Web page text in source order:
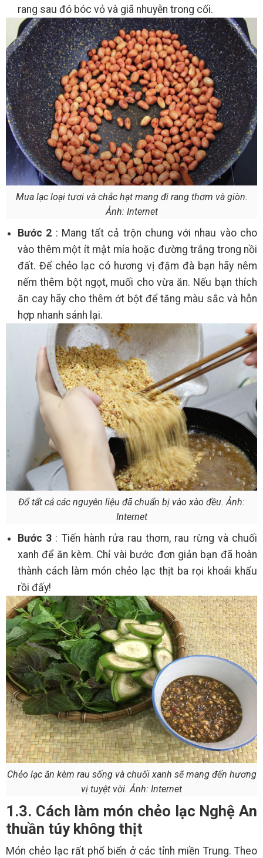
rang sau đó bóc vỏ và giã nhuyễn trong cối.
Mua lạc loại tươi và chắc hạt mang đi rang thơm và giòn.
Ảnh: Internet
Bước 2 : Mang tất cả trộn chung với nhau vào cho
vào thêm một ít mật mía hoặc đường trắng trong nồi
đất. Để chẻo lạc có hương vị đậm đà bạn hãy nêm
nếm thêm bột ngọt, muối cho vừa ăn. Nếu bạn thích
ăn cay hãy cho thêm ớt bột để tăng màu sắc và hỗn
hợp nhanh sánh lại.
Đổ tất cả các nguyên liệu đã chuẩn bị vào xào đều. Ảnh:
Internet
Bước 3 : Tiến hành rửa rau thơm, rau rừng và chuối
xanh để ăn kèm. Chỉ vài bước đơn giản bạn đã hoàn
thành cách làm món chẻo lạc thịt ba rọi khoái khẩu
rồi đấy!
Chẻo lạc ăn kèm rau sống và chuối xanh sẽ mang đến hương
vị tuyệt vời. Ảnh: Internet
1.3. Cách làm món chẻo lạc Nghệ An
thuần túy không thịt
Món chẻo lạc rất phổ biến ở các tỉnh miền Trung. Theo